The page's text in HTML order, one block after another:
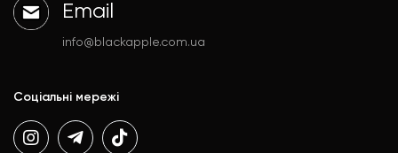
Email
info@blackapple.com.ua
Соціальні мережі